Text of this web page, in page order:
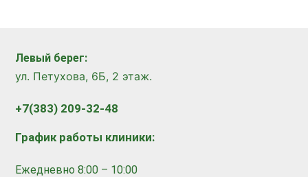
Левый берег:
ул. Петухова, 6Б, 2 этаж.
+7(383) 209-32-48
График работы клиники:
Ежедневно 8:00 – 10:00